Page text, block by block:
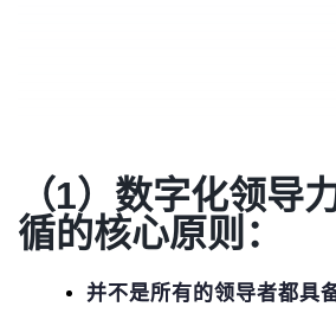
（1）数字化领导
循的核心原则：
并不是所有的领导者都具